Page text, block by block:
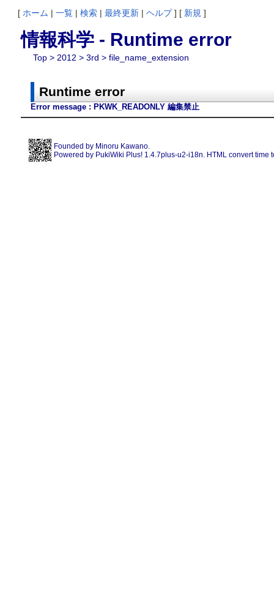
[ ホーム | 一覧 | 検索 | 最終更新 | ヘルプ] [ 新規 ]
情報科学 - Runtime error
Top> 2012 > 3rd > file_name_extension
Runtime error
Error message : PKWK_READONLY 編集禁止
Founded by Minoru Kawano.
Powered by PukiWiki Plus! 1.4.7plus-u2-i18n. HTML convert time